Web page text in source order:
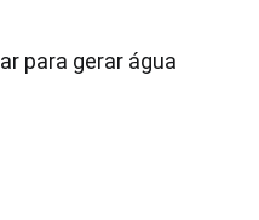
para gerar água